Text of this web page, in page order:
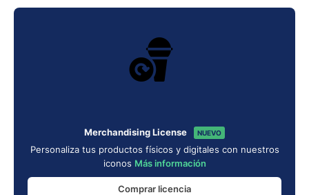
Merchandising License NUEVO
Personaliza tus productos físicos y digitales con nuestros
iconos Más información
Comprar licencia